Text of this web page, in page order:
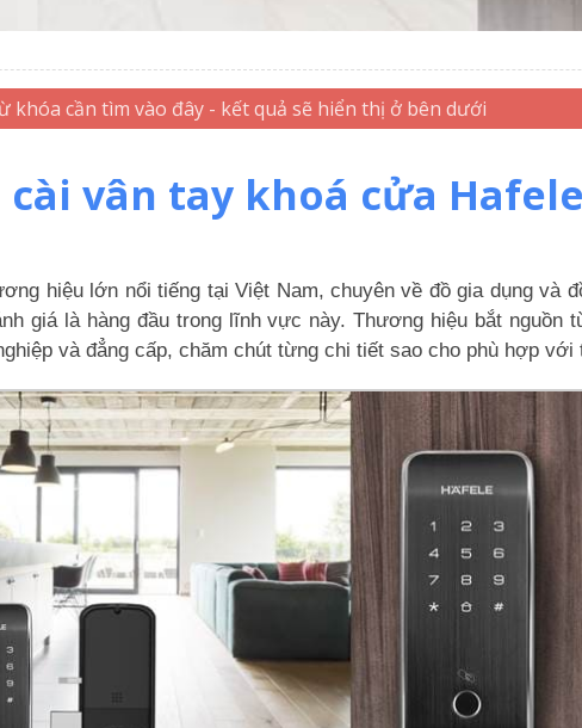
cài vân tay khoá cửa Hafele
hiệu lớn nổi tiếng tại Việt Nam, chuyên về đồ gia dụng và
giá là hàng đầu trong lĩnh vực này. Thương hiệu bắt nguồn
và đẳng cấp, chăm chút từng chi tiết sao cho phù hợp với